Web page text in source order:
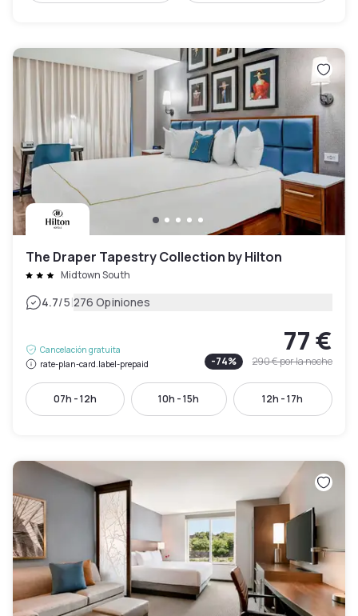
The Draper Tapestry Collection by Hilton
Midtown South
4.7/5|276 Opiniones
Cancelación gratuita
rate-plan-card.label-prepaid
77 €
-74% 290 €por la noche
07h - 12h 10h - 15h 12h - 17h